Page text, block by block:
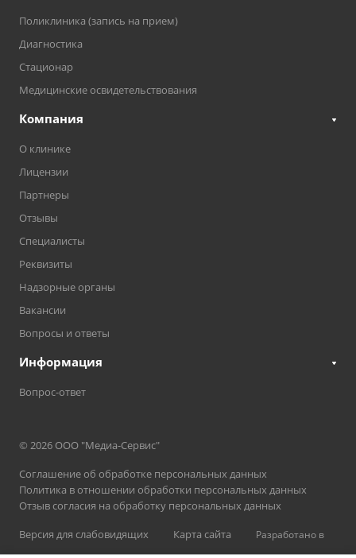
Поликлиника (запись на прием)
Диагностика
Стационар
Медицинские освидетельствования
Компания
О клинике
Лицензии
Партнеры
Отзывы
Специалисты
Реквизиты
Надзорные органы
Вакансии
Вопросы и ответы
Информация
Вопрос-ответ
© 2026 ООО "Медиа-Сервис"
Соглашение об обработке персональных данных
Политика в отношении обработки персональных данных
Отзыв согласия на обработку персональных данных
Версия для слабовидящих
Карта сайта Разработано в